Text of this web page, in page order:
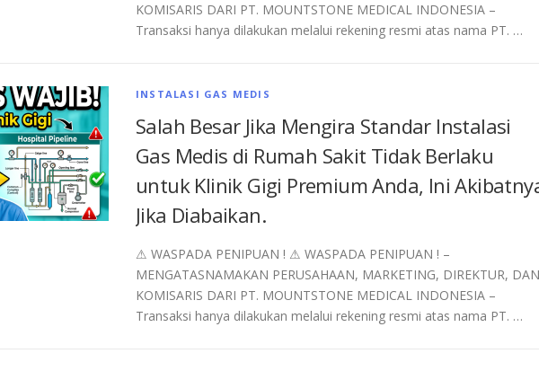
KOMISARIS DARI PT. MOUNTSTONE MEDICAL INDONESIA –
Transaksi hanya dilakukan melalui rekening resmi atas nama PT. …
INSTALASI GAS MEDIS
Salah Besar Jika Mengira Standar Instalasi
Gas Medis di Rumah Sakit Tidak Berlaku
untuk Klinik Gigi Premium Anda, Ini
Jika Diabaikan.
⚠︎ WASPADA PENIPUAN ! ⚠︎ WASPADA PENIPUAN ! –
MENGATASNAMAKAN PERUSAHAAN, MARKETING, DIREKTUR, DAN
KOMISARIS DARI PT. MOUNTSTONE MEDICAL INDONESIA –
Transaksi hanya dilakukan melalui rekening resmi atas nama PT. …